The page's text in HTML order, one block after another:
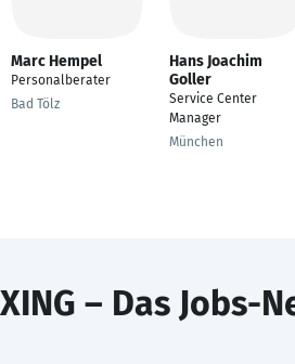
Marc Hempel
Personalberater
Bad Tölz
Hans Joachim
Goller
Service Center
Manager
München
XING – Das Jobs-